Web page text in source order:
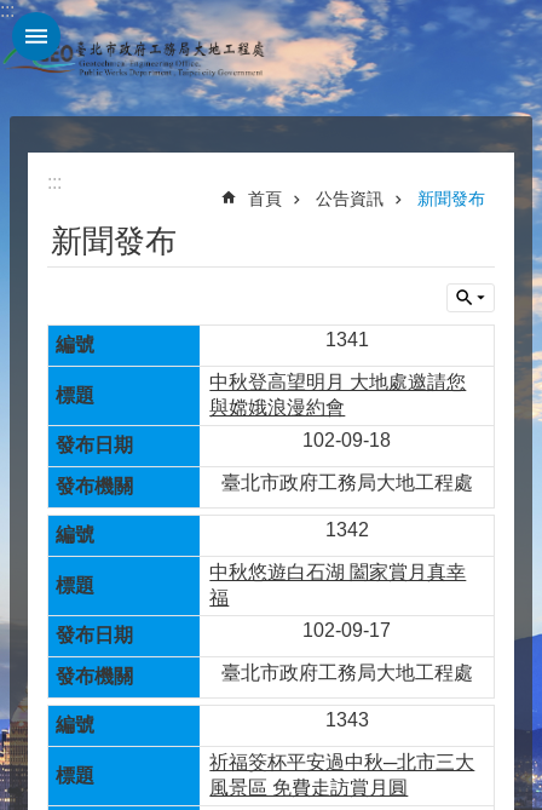
跳到主要內容區塊
:::
:::
首頁 公告資訊 新聞發布
新聞發布
1341
中秋登高望明月 大地處邀請您
與嫦娥浪漫約會
102-09-18
臺北市政府工務局大地工程處
1342
中秋悠遊白石湖 闔家賞月真幸
福
102-09-17
臺北市政府工務局大地工程處
1343
祈福筊杯平安過中秋─北市三大
風景區 免費走訪賞月圓